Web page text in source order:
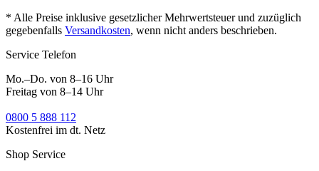
* Alle Preise inklusive gesetzlicher Mehrwertsteuer und zuzüglich
gegebenfalls Versandkosten, wenn nicht anders beschrieben.
Service Telefon
Mo.–Do. von 8–16 Uhr
Freitag von 8–14 Uhr
0800 5 888 112
Kostenfrei im dt. Netz
Shop Service